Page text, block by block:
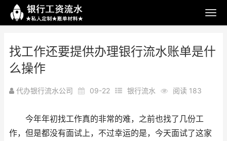
找工作还要提供办理银行流水账单是什
么操作
代办银行流水公司 09-22 银行流水 阅读 183
今年年初找工作真的非常的难，之前也找了几份工
作，但是都没有面试上，不过幸运的是，今天面试了这家